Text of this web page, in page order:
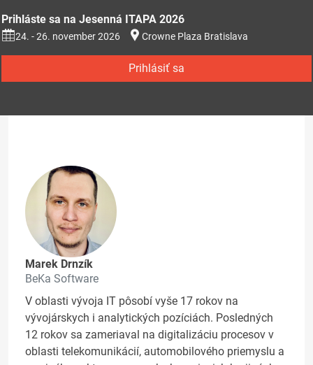
Prihláste sa na Jesenná ITAPA 2026
24. - 26. november 2026 Crowne Plaza Bratislava
Prihlásiť sa
Marek Drnzík
BeKa Software
V oblasti vývoja IT pôsobí vyše 17 rokov na
vývojárskych i analytických pozíciách. Posledných
12 rokov sa zameriaval na digitalizáciu procesov v
oblasti telekomunikácií, automobilového priemyslu a